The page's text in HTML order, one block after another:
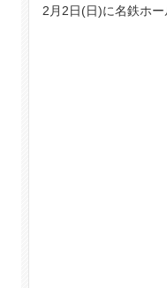
2月2日(日)に名鉄ホー